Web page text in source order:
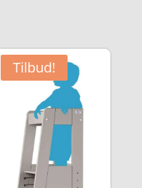
kr..
kr..
Tilbud!